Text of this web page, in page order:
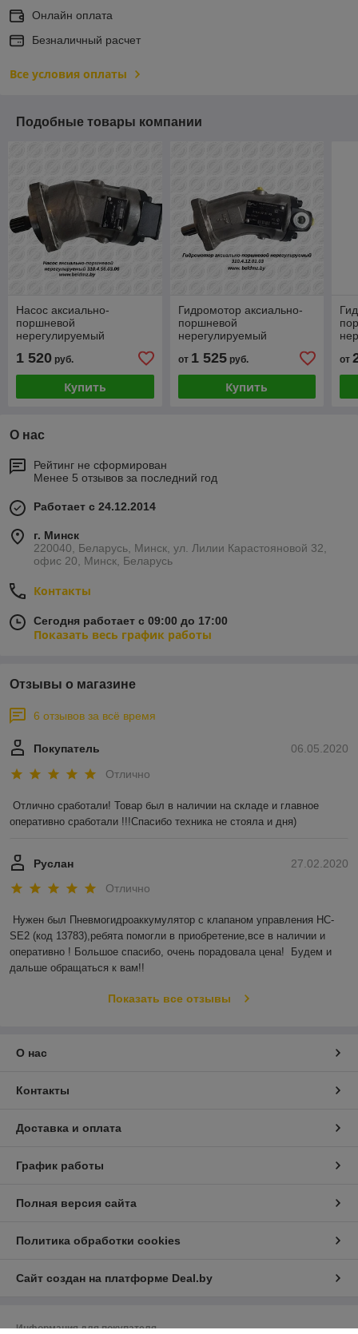
Онлайн оплата
Безналичный расчет
Все условия оплаты
Подобные товары компании
Насос аксиально-
поршневой
нерегулируемый
1 520 руб.
Купить
Гидромотор аксиально-
поршневой
нерегулируемый
от 1 525руб.
Купить
от
О нас
Рейтинг не сформирован
Менее 5 отзывов за последний год
Работает с 24.12.2014
г. Минск
220040, Беларусь, Минск, ул. Лилии Карастояновой 32,
офис 20, Минск, Беларусь
Контакты
Сегодня работает с 09:00 до 17:00
Показать весь график работы
Отзывы о магазине
6 отзывов за всё время
06.05.2020
Покупатель
Отлично
Отлично сработали! Товар был в наличии на складе и главное
оперативно сработали !!!Спасибо техника не стояла и дня)
27.02.2020
Руслан
Отлично
Нужен был Пневмогидроаккумулятор с клапаном управления HC-
SE2 (код 13783),ребята помогли в приобретение,все в наличии и
оперативно ! Большое спасибо, очень порадовала цена!  Будем и
дальше обращаться к вам!!
Показать все отзывы
О нас
Контакты
Доставка и оплата
График работы
Полная версия сайта
Политика обработки cookies
Сайт создан на платформе Deal.by
Информация для покупателя